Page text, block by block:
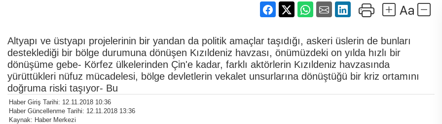
Altyapı ve üstyapı projelerinin bir yandan da politik amaçlar taşıdığı, askeri üslerin de bunları
desteklediği bir bölge durumuna dönüşen Kızıldeniz havzası, önümüzdeki on yılda hızlı bir
dönüşüme gebe- Körfez ülkelerinden Çin'e kadar, farklı aktörlerin Kızıldeniz havzasında
yürüttükleri nüfuz mücadelesi, bölge devletlerin vekalet unsurlarına dönüştüğü bir kriz ortamını
doğruma riski taşıyor- Bu
Haber Giriş Tarihi: 12.11.2018 10:36
Haber Güncellenme Tarihi: 12.11.2018 13:36
Kaynak: Haber Merkezi